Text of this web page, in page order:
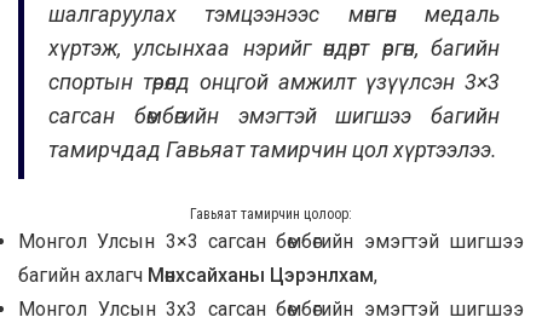
шалгаруулах тэмцээнээс мөнгөн медаль
хүртэж, улсынхаа нэрийг өндөрт өргөн, багийн
спортын төрөлд онцгой амжилт үзүүлсэн 3×3
сагсан бөмбөгийн эмэгтэй шигшээ багийн
тамирчдад Гавьяат тамирчин цол хүртээлээ.
Гавьяат тамирчин цолоор:
Монгол Улсын 3×3 сагсан бөмбөгийн эмэгтэй шигшээ
багийн ахлагч Мөнхсайханы Цэрэнлхам,
Монгол Улсын 3х3 сагсан бөмбөгийн эмэгтэй шигшээ